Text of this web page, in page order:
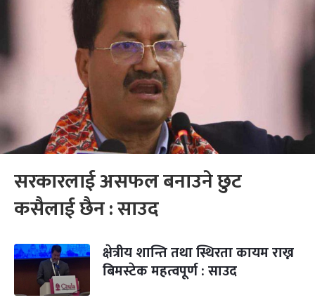
सरकारलाई असफल बनाउने छुट
कसैलाई छैन : साउद
क्षेत्रीय शान्ति तथा स्थिरता कायम राख्न
बिमस्टेक महत्वपूर्ण : साउद